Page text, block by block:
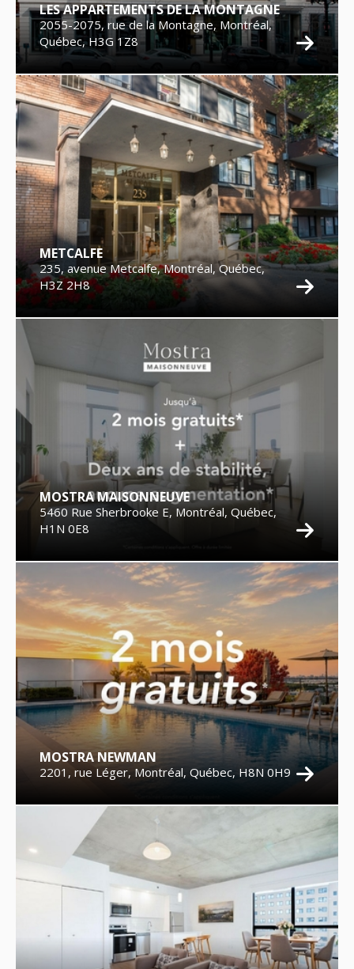
LES APPARTEMENTS DE LA MONTAGNE
2055-2075, rue de la Montagne, Montréal,
Québec, H3G 1Z8
METCALFE
235, avenue Metcalfe, Montréal, Québec,
H3Z 2H8
MOSTRA MAISONNEUVE
5460 Rue Sherbrooke E, Montréal, Québec,
H1N 0E8
MOSTRA NEWMAN
2201, rue Léger, Montréal, Québec, H8N 0H9